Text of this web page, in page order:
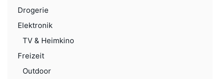
Drogerie
Elektronik
TV & Heimkino
Freizeit
Outdoor